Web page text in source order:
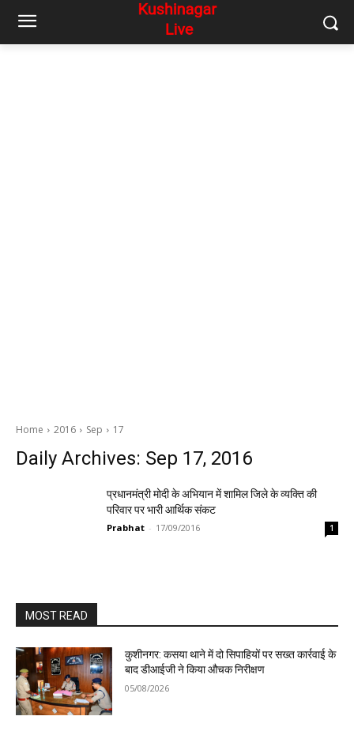
Home 2016 Sep 17
Daily Archives: Sep 17, 2016
प्रधानमंत्री मोदी के अभियान में शामिल जिले के व्यक्ति की
परिवार पर भारी आर्थिक संकट
Prabhat - 17/09/2016 1
MOST READ
कुशीनगर: कसया थाने में दो सिपाहियों पर सख्त कार्रवाई के
बाद डीआईजी ने किया औचक निरीक्षण
05/08/2026